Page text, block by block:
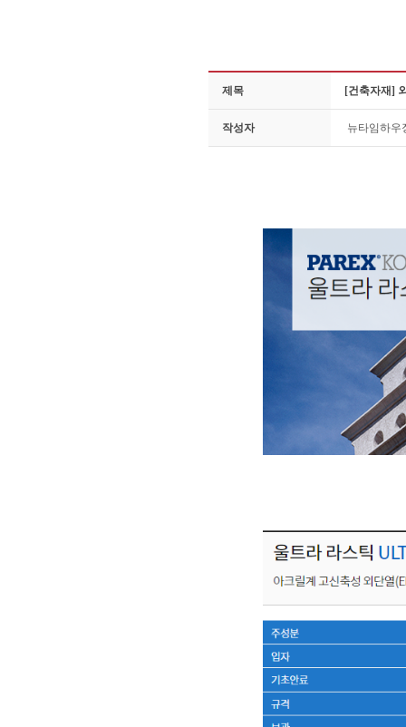
제목 [건축자재]
작성자 뉴타임하우